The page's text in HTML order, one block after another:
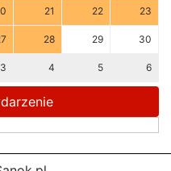
21 22 23
28 29 30
3 4 5 6